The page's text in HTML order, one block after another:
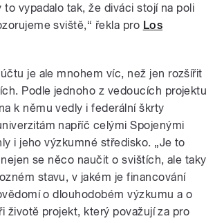
to vypadalo tak, že diváci stojí na poli
sviště,“ řekla pro Los
je ale mnohem víc, než jen rozšířit
Podle jednoho z vedoucích projektu
k němu vedly i federální škrty
napříč celými Spojenými
i jeho výzkumné středisko. „Je to
se něco naučit o svištích, ale taky
stavu, v jakém je financování
o dlouhodobém výzkumu a o
životě projekt, který považují za pro